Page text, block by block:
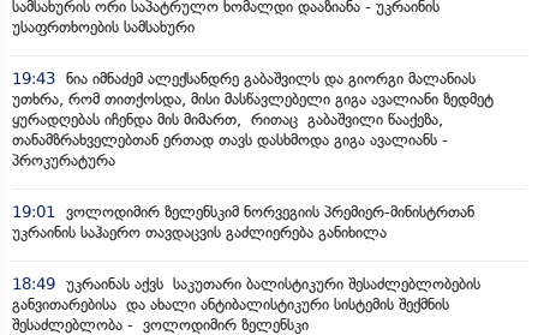
სამსახურის ორი საპატრულო ხომალდი დააზიანა - უკრაინის
უსაფრთხოების სამსახური
19:43 ნია იმნაძემ ალექსანდრე გაბაშვილს და გიორგი მალანიას
უთხრა, რომ თითქოსდა, მისი მასწავლებელი გიგა ავალიანი ზედმეტ
ყურადღებას იჩენდა მის მიმართ, რითაც გაბაშვილი წააქეზა,
თანამზრახველებთან ერთად თავს დასხმოდა გიგა ავალიანს -
პროკურატურა
19:01
ვოლოდიმირ ზელენსკიმ ნორვეგიის პრემიერ-მინისტრთან
უკრაინის საჰაერო თავდაცვის გაძლიერება განიხილა
18:49 უკრაინას აქვს საკუთარი ბალისტიკური შესაძლებლობების
განვითარებისა და ახალი ანტიბალისტიკური სისტემის შექმნის
შესაძლებლობა - ვოლოდიმირ ზელენსკი